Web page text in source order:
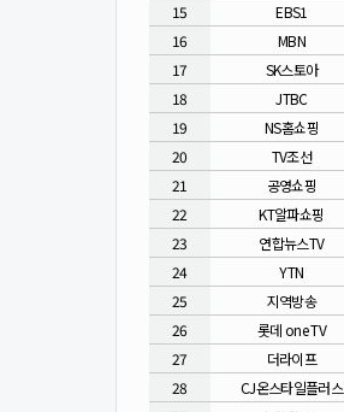
15
EBS1
16
MBN
17
SK스토아
18
JTBC
19
NS홈쇼핑
20
TV조선
21
공영쇼핑
22
KT알파쇼핑
23
연합뉴스TV
24
YTN
25
지역방송
26
롯데 one TV
27
더라이프
28
CJ온스타일플러스